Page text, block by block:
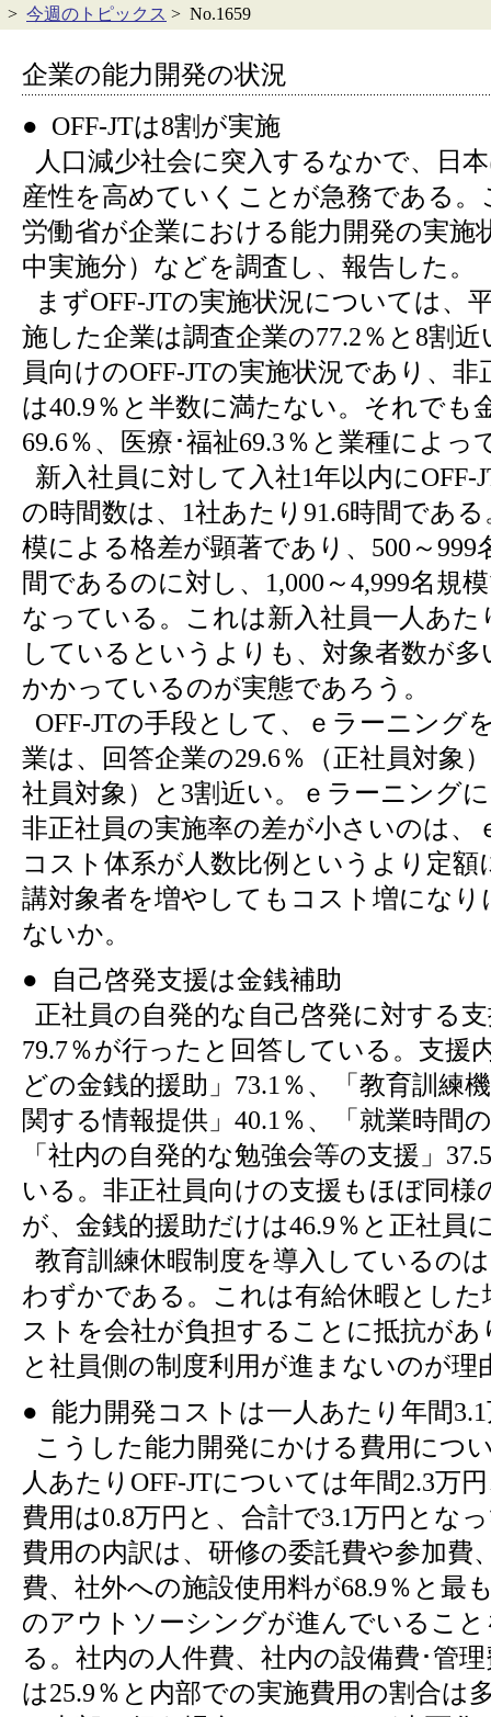
> 今週のトピックス > No.1659
企業の能力開発の状況
● OFF-JTは8割が実施
人口減少社会に突入するなかで、日
産性を高めていくことが急務である。
労働省が企業における能力開発の実施
中実施分）などを調査し、報告した。
まずOFF-JTの実施状況については、
施した企業は調査企業の77.2％と8割
員向けのOFF-JTの実施状況であり、
は40.9％と半数に満たない。それでも
69.6％、医療･福祉69.3％と業種によっ
新入社員に対して入社1年以内にOFF-
の時間数は、1社あたり91.6時間であ
模による格差が顕著であり、500～999
間であるのに対し、1,000～4,999名規
なっている。これは新入社員一人あた
しているというよりも、対象者数が
かかっているのが実態であろう。
OFF-JTの手段として、ｅラーニング
業は、回答企業の29.6％（正社員対象
社員対象）と3割近い。ｅラーニング
非正社員の実施率の差が小さいのは、
コスト体系が人数比例というより定額
講対象者を増やしてもコスト増にな
ないか。
● 自己啓発支援は金銭補助
正社員の自発的な自己啓発に対する
79.7％が行ったと回答している。支援
どの金銭的援助」73.1％、「教育訓練
関する情報提供」40.1％、「就業時間
「社内の自発的な勉強会等の支援」
いる。非正社員向けの支援もほぼ同様
が、金銭的援助だけは46.9％と正社員
教育訓練休暇制度を導入しているの
わずかである。これは有給休暇とし
ストを会社が負担することに抵抗が
と社員側の制度利用が進まないのが理
● 能力開発コストは一人あたり年間
こうした能力開発にかける費用につ
人あたりOFF-JTについては年間2.3万
費用は0.8万円と、合計で3.1万円とな
費用の内訳は、研修の委託費や参加費
費、社外への施設使用料が68.9％と最
のアウトソーシングが進んでいるこ
る。社内の人件費、社内の設備費･管
は25.9％と内部での実施費用の割合は